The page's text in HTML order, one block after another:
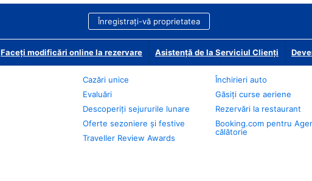
Înregistrați-vă proprietatea
Faceți modificări online la rezervare Asistență de la Serviciul Clienți
Cazări unice
Evaluări
Descoperiți sejururile lunare
Oferte sezoniere și festive
Traveller Review Awards
Închirieri auto
Găsiți curse aeriene
Rezervări la restaurant
Booking.com pentru
călătorie